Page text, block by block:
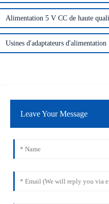
Alimentation 5 V CC de haute
Usines d'adaptateurs
Leave Your Message